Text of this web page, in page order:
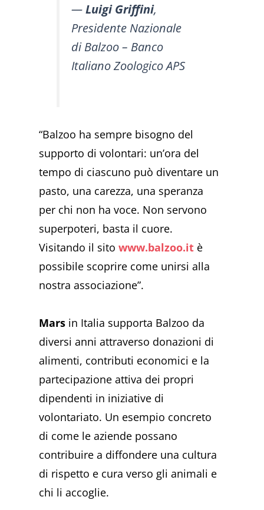
—Luigi Griffini,
Presidente Nazionale
di Balzoo – Banco
Italiano Zoologico APS
“Balzoo ha sempre bisogno del
supporto di volontari: un’ora del
tempo di ciascuno può diventare un
pasto, una carezza, una speranza
per chi non ha voce. Non servono
superpoteri, basta il cuore.
Visitando il sitowww.balzoo.it è
possibile scoprire come unirsi alla
nostra associazione”.
Mars in Italia supporta Balzoo da
diversi anni attraverso donazioni di
alimenti, contributi economici e la
partecipazione attiva dei propri
dipendenti in iniziative di
volontariato. Un esempio concreto
di come le aziende possano
contribuire a diffondere una cultura
di rispetto e cura verso gli animali e
chi li accoglie.